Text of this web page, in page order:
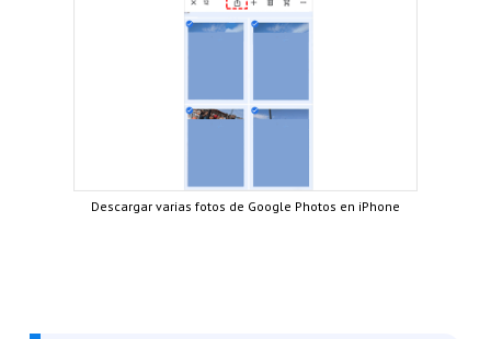
Descargar varias fotos de Google Photos en iPhone